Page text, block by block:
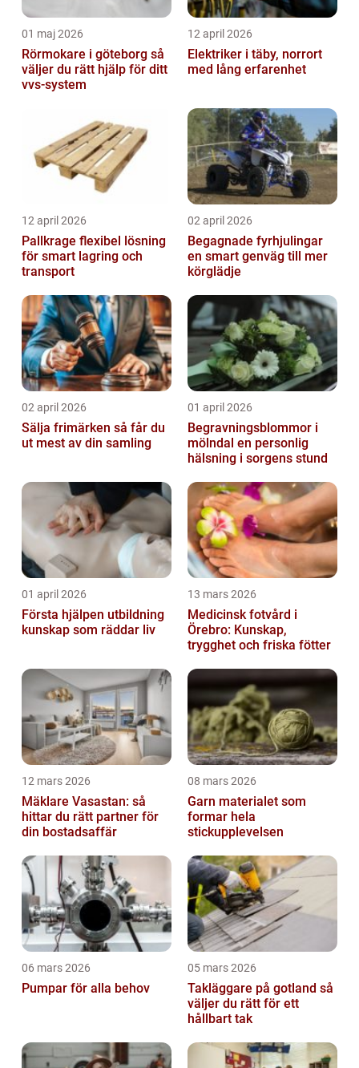
01 maj 2026
Rörmokare i göteborg så
väljer du rätt hjälp för ditt
vvs-system
12 april 2026
Elektriker i täby, norrort
med lång erfarenhet
12 april 2026
Pallkrage flexibel lösning
för smart lagring och
transport
02 april 2026
Begagnade fyrhjulingar
en smart genväg till mer
körglädje
02 april 2026
Sälja frimärken så får du
ut mest av din samling
01 april 2026
Begravningsblommor i
mölndal en personlig
hälsning i sorgens stund
01 april 2026
Första hjälpen utbildning
kunskap som räddar liv
13 mars 2026
Medicinsk fotvård i
Örebro: Kunskap,
trygghet och friska fötter
12 mars 2026
Mäklare Vasastan: så
hittar du rätt partner för
din bostadsaffär
08 mars 2026
Garn materialet som
formar hela
stickupplevelsen
06 mars 2026
Pumpar för alla behov
05 mars 2026
Takläggare på gotland så
väljer du rätt för ett
hållbart tak